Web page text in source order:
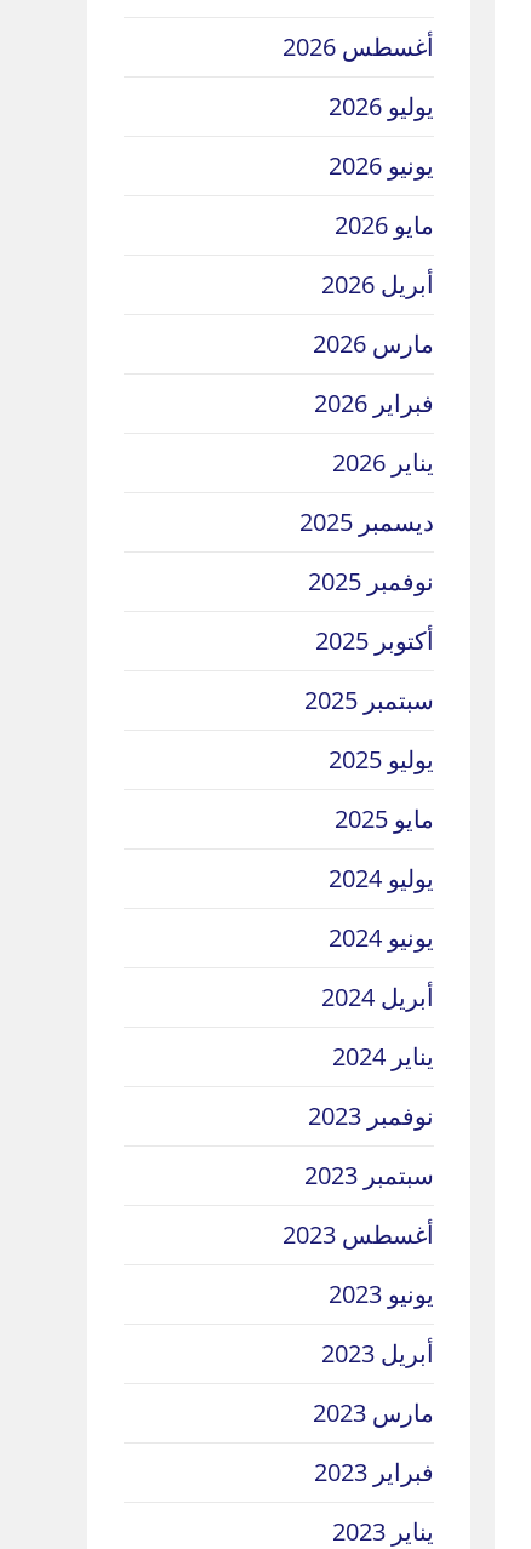
أغسطس 2026
يوليو 2026
يونيو 2026
مايو 2026
أبريل 2026
مارس 2026
فبراير 2026
يناير 2026
ديسمبر 2025
نوفمبر 2025
أكتوبر 2025
سبتمبر 2025
يوليو 2025
مايو 2025
يوليو 2024
يونيو 2024
أبريل 2024
يناير 2024
نوفمبر 2023
سبتمبر 2023
أغسطس 2023
يونيو 2023
أبريل 2023
مارس 2023
فبراير 2023
يناير 2023